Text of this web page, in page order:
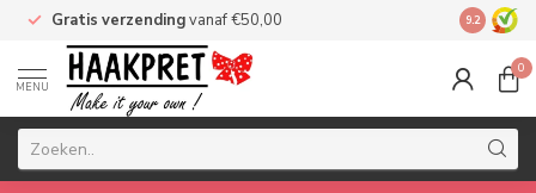
Gratis verzendingvanaf €50,00 Made by
9.2
MENU
0